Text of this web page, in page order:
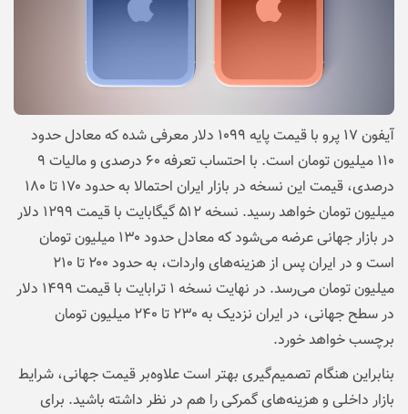
آیفون ۱۷ پرو با قیمت پایه ۱۰۹۹ دلار معرفی شده که معادل حدود
۱۱۰ میلیون تومان است. با احتساب تعرفه ۶۰ درصدی و مالیات ۹
درصدی، قیمت این نسخه در بازار ایران احتمالا به حدود ۱۷۰ تا ۱۸۰
میلیون تومان خواهد رسید. نسخه ۵۱۲ گیگابایت با قیمت ۱۲۹۹ دلار
در بازار جهانی عرضه می‌شود که معادل حدود ۱۳۰ میلیون تومان
است و در ایران پس از هزینه‌های واردات، به حدود ۲۰۰ تا ۲۱۰
میلیون تومان می‌رسد. در نهایت نسخه ۱ ترابایت با قیمت ۱۴۹۹ دلار
در سطح جهانی، در ایران نزدیک به ۲۳۰ تا ۲۴۰ میلیون تومان
برچسب خواهد خورد.
بنابراین هنگام تصمیم‌گیری بهتر است علاوه‌بر قیمت جهانی، شرایط
بازار داخلی و هزینه‌های گمرکی را هم در نظر داشته باشید. برای